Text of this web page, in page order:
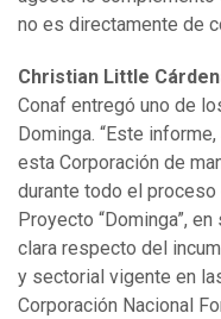
no es directamente de
Christian Little
Conaf entregó uno de
Dominga. “Este
esta Corporación de
durante todo el proceso
Proyecto “Dominga”,
clara respecto del
y sectorial vigente en
Corporación Nacional